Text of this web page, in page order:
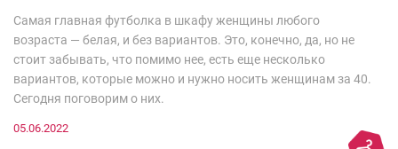
Самая главная футболка в шкафу женщины любого
возраста — белая, и без вариантов. Это, конечно, да, но не
стоит забывать, что помимо нее, есть еще несколько
вариантов, которые можно и нужно носить женщинам за 40.
Сегодня поговорим о них.
05.06.2022